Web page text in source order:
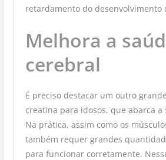
retardamento do desenvolvimento
Melhora a
cerebral
É preciso destacar um outro
creatina para idosos, que abarca a
Na prática, assim como os
também requer grandes
para funcionar corretamente.